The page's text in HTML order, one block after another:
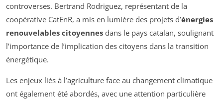
controverses. Bertrand Rodriguez, représentant de la
coopérative CatEnR, a mis en lumière des projets d’énergies
renouvelables citoyennes dans le pays catalan, soulignant
l’importance de l’implication des citoyens dans la transition
énergétique.
Les enjeux liés à l’agriculture face au changement climatique
ont également été abordés, avec une attention particulière